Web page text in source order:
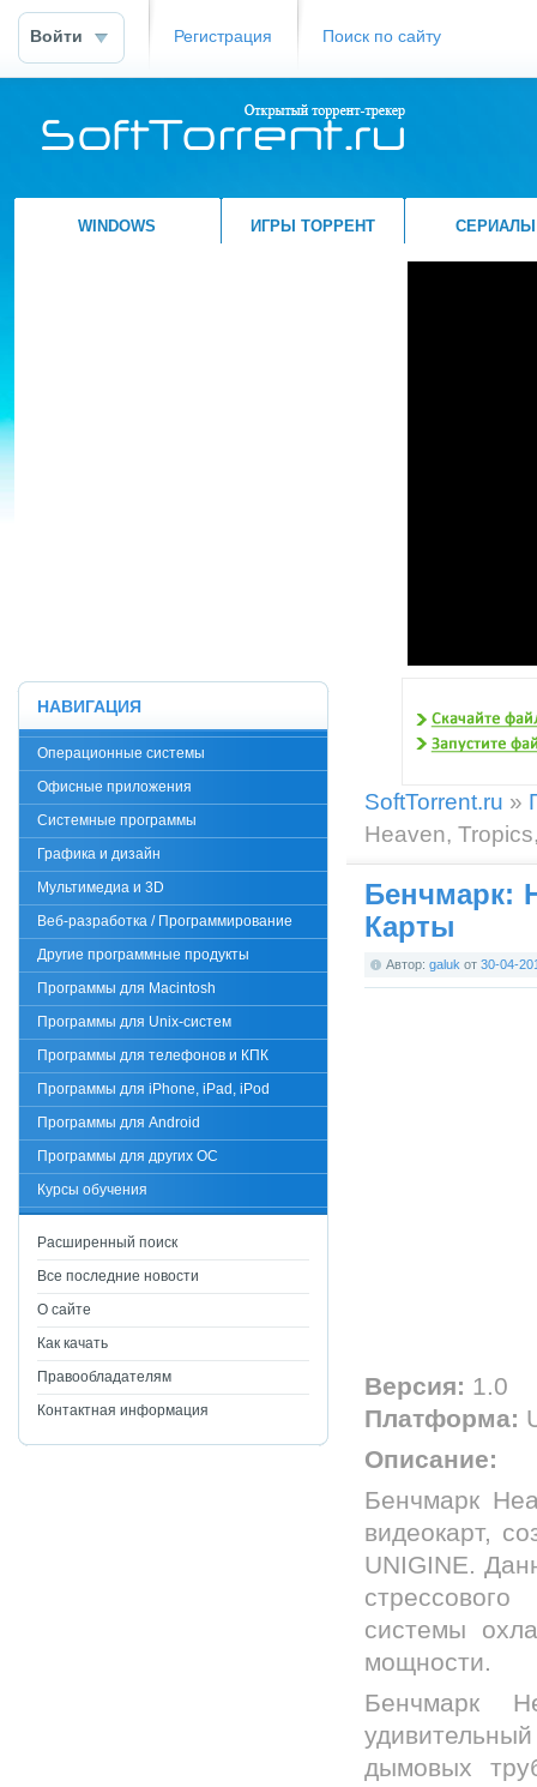
Войти Регистрация Поиск по сайту
WINDOWS ИГРЫ ТОРРЕНТ СЕРИАЛЫ
SoftTorrent.ru »
Heaven,
Бенчмарк:
Карты
Автор: galuk от 30-04-
Версия: 1.0
Платформа:
Описание:
Бенчмарк
видеокарт,
UNIGINE.
системы
мощности.
Бенчмарк
дымовых
НАВИГАЦИЯ
Операционные системы
Офисные приложения
Системные программы
Графика и дизайн
Мультимедиа и 3D
Веб-разработка / Программирование
Другие программные продукты
Программы для Macintosh
Программы для Unix-систем
Программы для телефонов и КПК
Программы для iPhone, iPad, iPod
Программы для Android
Программы для других ОС
Курсы обучения
Расширенный поиск
Все последние новости
О сайте
Как качать
Правообладателям
Контактная информация